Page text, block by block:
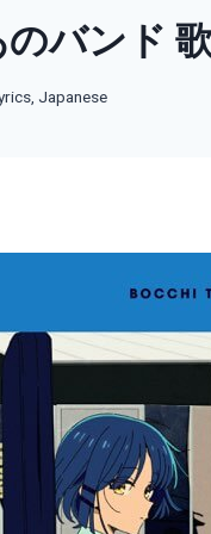
バンド
, Japanese